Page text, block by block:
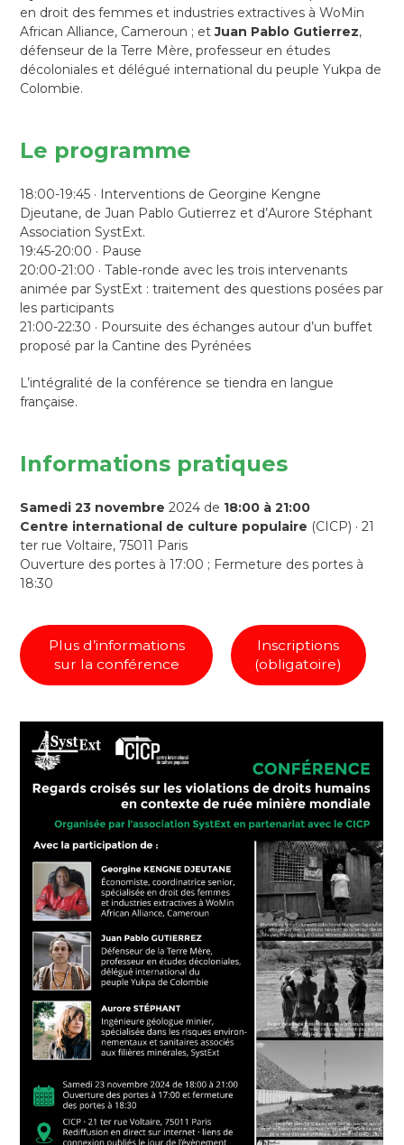
en droit des femmes et industries extractives à WoMin
African Alliance, Cameroun ; etJuan Pablo Gutierrez,
défenseur de la Terre Mère, professeur en études
décoloniales et délégué international du peuple Yukpa de
Colombie.
Le programme
18:00-19:45 · Interventions de Georgine Kengne
Djeutane, de Juan Pablo Gutierrez et d’Aurore Stéphant
Association SystExt.
19:45-20:00 · Pause
20:00-21:00 · Table-ronde avec les trois intervenants
animée par SystExt : traitement des questions posées par
les participants
21:00-22:30 · Poursuite des échanges autour d’un buffet
proposé par la Cantine des Pyrénées
L’intégralité de la conférence se tiendra en langue
française.
Informations pratiques
Samedi 23 novembre 2024 de 18:00 à 21:00
Centre international de culture populaire (CICP) · 21
ter rue Voltaire, 75011 Paris
Ouverture des portes à 17:00 ; Fermeture des portes à
18:30
Plus d’informations
sur la conférence
Inscriptions
(obligatoire)